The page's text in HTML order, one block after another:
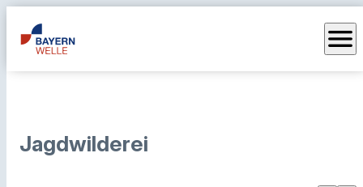
menu
Jagdwilderei